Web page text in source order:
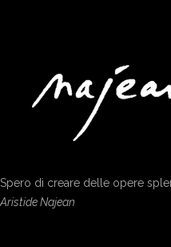
Spero di creare delle opere
Aristide Najean